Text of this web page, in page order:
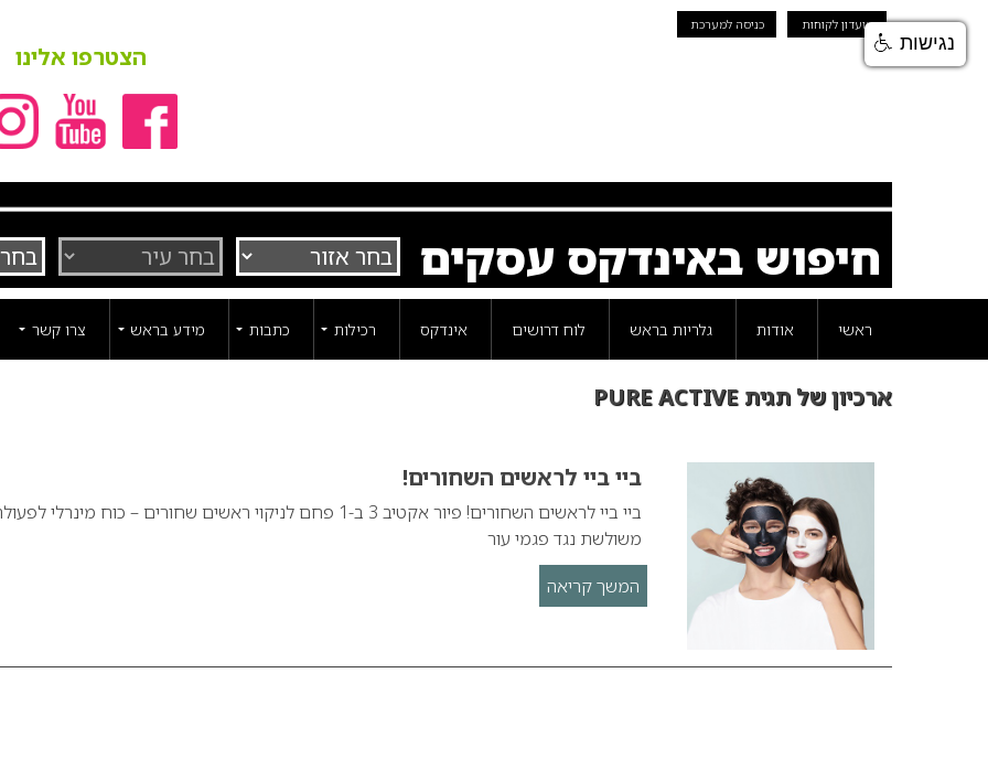
מועדון לקוחות כניסה למערכת
הצטרפו אלינו
חיפוש באינדקס עסקים
ראשי אודות גלריות בראש לוח דרושים אינדקס רכילות כתבות מידע בראש צרו קשר
ארכיון של תגית PURE ACTIVE
ביי ביי לראשים השחורים!
ביי ביי לראשים השחורים! פיור אקטיב 3 ב-1 פחם לניקוי ראשים שחורים – כוח מינרלי
משולשת נגד פגמי עור
המשך קריאה
נגישות